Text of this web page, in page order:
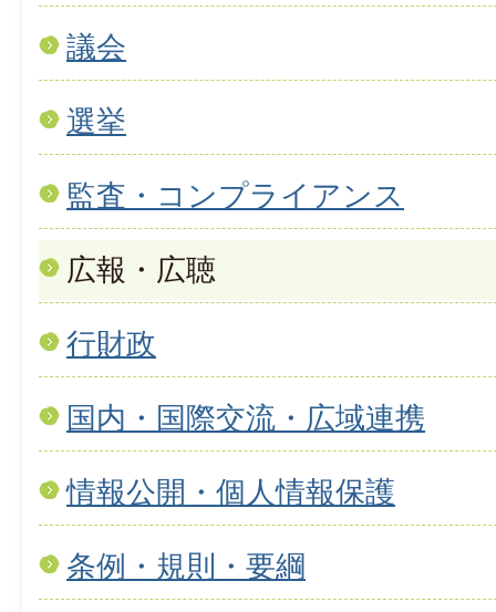
議会
選挙
監査・コンプライアンス
広報・広聴
行財政
国内・国際交流・広域連携
情報公開・個人情報保護
条例・規則・要綱